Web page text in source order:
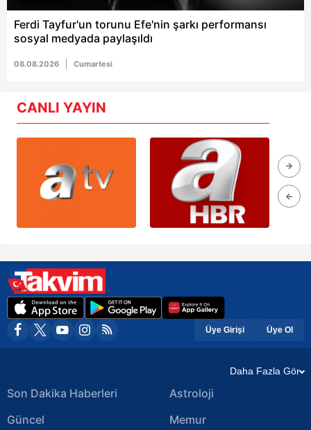
Ferdi Tayfur'un torunu Efe'nin şarkı performansı
sosyal medyada paylaşıldı
08.08.2026 Cumartesi
CANLI YAYIN
Üye Girişi Üye Ol
Daha Fazla Gör
Son Dakika Haberleri
Güncel
Astroloji
Memur